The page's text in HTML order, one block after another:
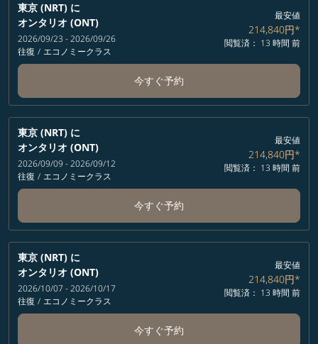
東京 (NRT) に
オンタリオ (ONT)
2026/09/23 - 2026/09/26
往復 / エコノミークラス
最安値
214,840円*
閲覧済： 13 時間 前
今すぐ予約
東京 (NRT) に
オンタリオ (ONT)
2026/09/09 - 2026/09/12
往復 / エコノミークラス
最安値
214,840円*
閲覧済： 13 時間 前
今すぐ予約
東京 (NRT) に
オンタリオ (ONT)
2026/10/07 - 2026/10/17
往復 / エコノミークラス
最安値
214,840円*
閲覧済： 13 時間 前
今すぐ予約